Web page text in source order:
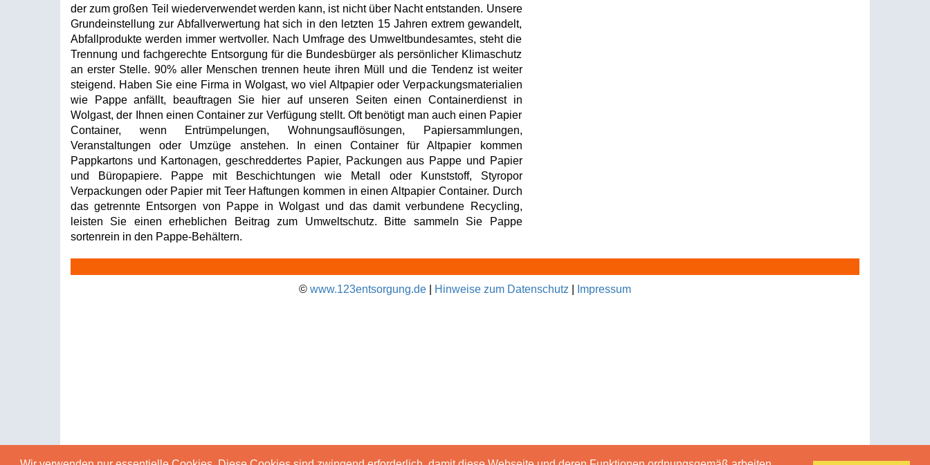
der zum großen Teil wiederverwendet werden kann, ist nicht über Nacht entstanden. Unsere
Grundeinstellung zur Abfallverwertung hat sich in den letzten 15 Jahren extrem gewandelt,
Abfallprodukte werden immer wertvoller. Nach Umfrage des Umweltbundesamtes, steht die
Trennung und fachgerechte Entsorgung für die Bundesbürger als persönlicher Klimaschutz
an erster Stelle. 90% aller Menschen trennen heute ihren Müll und die Tendenz ist weiter
steigend. Haben Sie eine Firma in Wolgast, wo viel Altpapier oder Verpackungsmaterialien
wie Pappe anfällt, beauftragen Sie hier auf unseren Seiten einen Containerdienst in
Wolgast, der Ihnen einen Container zur Verfügung stellt. Oft benötigt man auch einen Papier
Container, wenn Entrümpelungen, Wohnungsauflösungen, Papiersammlungen,
Veranstaltungen oder Umzüge anstehen. In einen Container für Altpapier kommen
Pappkartons und Kartonagen, geschreddertes Papier, Packungen aus Pappe und Papier
und Büropapiere. Pappe mit Beschichtungen wie Metall oder Kunststoff, Styropor
Verpackungen oder Papier mit Teer Haftungen kommen in einen Altpapier Container. Durch
das getrennte Entsorgen von Pappe in Wolgast und das damit verbundene Recycling,
leisten Sie einen erheblichen Beitrag zum Umweltschutz. Bitte sammeln Sie Pappe
sortenrein in den Pappe-Behältern.
© www.123entsorgung.de Hinweise zum Datenschutz Impressum